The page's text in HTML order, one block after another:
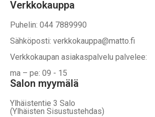
Verkkokauppa
Puhelin: 044 7889990
Sähköposti: verkkokauppa@matto.fi
Verkkokaupan asiakaspalvelu palvelee:
ma – pe: 09 - 15
Salon myymälä
Ylhäistentie 3 Salo
(Ylhäisten Sisustustehdas)